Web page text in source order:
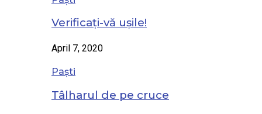
Verificați-vă ușile!
April 7, 2020
Paști
Tâlharul de pe cruce